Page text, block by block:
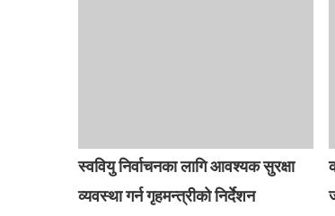
स्ववियु निर्वाचनका लागि आवश्यक सुरक्षा
व्यवस्था गर्न गृहमन्त्रीको निर्देशन